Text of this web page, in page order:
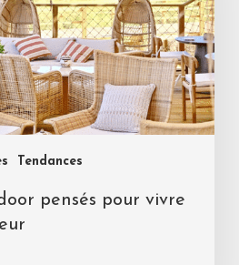
Tendances
pensés pour vivre